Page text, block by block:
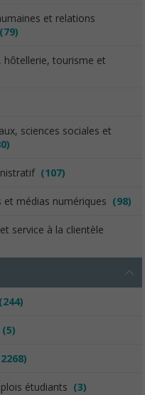
et relations
(79)
hôtellerie, tourisme et
sciences sociales et
(107)
et médias numériques (98)
service à la clientèle
(244)
(5)
étudiants (3)